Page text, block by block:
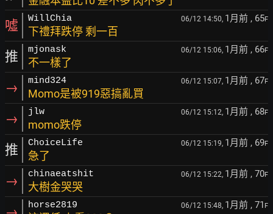
噓 WillChia 06/12 14:50, 1月前 , 65F
下禮拜跌停 剩一百
推 mjonask 06/12 15:06, 1月前 , 66F
不一樣了
→ mind324 06/12 15:07, 1月前 , 67F
Momo是被919惡搞亂買
→ jlw 06/12 15:12, 1月前 , 68F
momo跌停
推 ChoiceLife 06/12 15:19, 1月前 , 69F
急了
→ chinaeatshit 06/12 15:22, 1月前 , 70F
大樹金哭哭
horse2819 06/12 15:48, 1月前 , 71 F